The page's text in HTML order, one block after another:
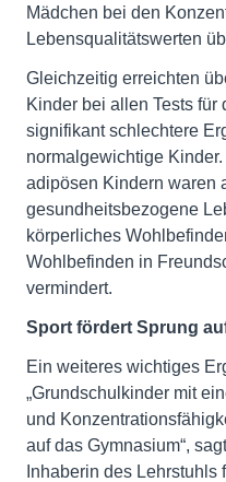
Mädchen bei den
Lebensqualitätswerten
Gleichzeitig erreichten
Kinder bei allen Tests
signifikant schlechtere
normalgewichtige
adipösen Kindern waren
gesundheitsbezogene
körperliches
Wohlbefinden in
vermindert.
Sport fördert Sprung
Ein weiteres wichtiges
„Grundschulkinder mit
und
auf das Gymnasium“,
Inhaberin des